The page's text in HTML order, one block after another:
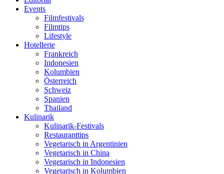
Events
Filmfestivals
Filmtips
Lifestyle
Hotellerie
Frankreich
Indonesien
Kolumbien
Österreich
Schweiz
Spanien
Thailand
Kulinarik
Kulinarik-Festivals
Restauranttips
Vegetarisch in Argentinien
Vegetarisch in China
Vegetarisch in Indonesien
Vegetarisch in Kolumbien